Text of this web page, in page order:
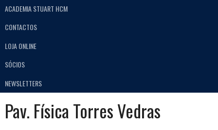
ACADEMIA STUART HCM
CONTACTOS
LOJA ONLINE
SÓCIOS
NEWSLETTERS
Pav. Física Torres Vedras